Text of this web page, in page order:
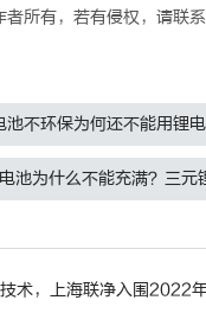
所有，若有侵权，请联系
池不环保为何还不能用锂
池为什么不能充满？三元
，上海联净入围2022年全国颠